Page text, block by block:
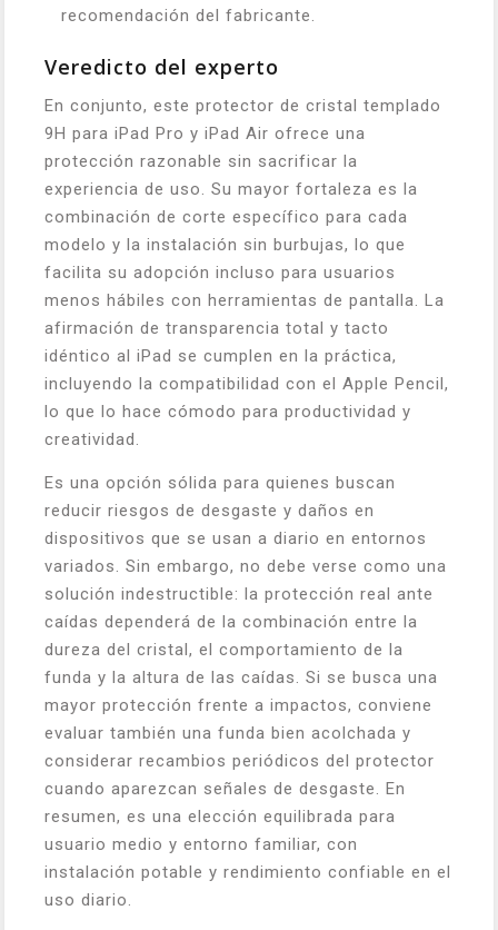
recomendación del fabricante.
Veredicto del experto
En conjunto, este protector de cristal templado
9H para iPad Pro y iPad Air ofrece una
protección razonable sin sacrificar la
experiencia de uso. Su mayor fortaleza es la
combinación de corte específico para cada
modelo y la instalación sin burbujas, lo que
facilita su adopción incluso para usuarios
menos hábiles con herramientas de pantalla. La
afirmación de transparencia total y tacto
idéntico al iPad se cumplen en la práctica,
incluyendo la compatibilidad con el Apple Pencil,
lo que lo hace cómodo para productividad y
creatividad.
Es una opción sólida para quienes buscan
reducir riesgos de desgaste y daños en
dispositivos que se usan a diario en entornos
variados. Sin embargo, no debe verse como una
solución indestructible: la protección real ante
caídas dependerá de la combinación entre la
dureza del cristal, el comportamiento de la
funda y la altura de las caídas. Si se busca una
mayor protección frente a impactos, conviene
evaluar también una funda bien acolchada y
considerar recambios periódicos del protector
cuando aparezcan señales de desgaste. En
resumen, es una elección equilibrada para
usuario medio y entorno familiar, con
instalación potable y rendimiento confiable en el
uso diario.